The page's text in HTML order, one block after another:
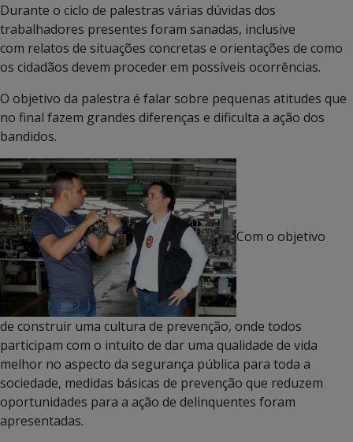
Durante o ciclo de palestras várias dúvidas dos
trabalhadores presentes foram sanadas, inclusive
com relatos de situações concretas e orientações de como
os cidadãos devem proceder em possíveis ocorrências.
O objetivo da palestra é falar sobre pequenas atitudes que
no final fazem grandes diferenças e dificulta a ação dos
bandidos.
Com o objetivo
de construir uma cultura de prevenção, onde todos
participam com o intuito de dar uma qualidade de vida
melhor no aspecto da segurança pública para toda a
sociedade, medidas básicas de prevenção que reduzem
oportunidades para a ação de delinquentes foram
apresentadas.